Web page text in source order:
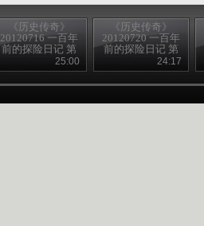
《历史传奇》
20120716 一百年
前的探险日记 第
二集 古道谍影
（下）
25:00
《历史传奇》
20120720 一百年
前的探险日记 第
十集 老城记忆
（下）
24:17